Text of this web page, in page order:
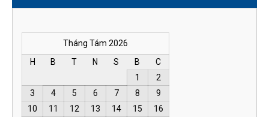
Tháng Tám 2026
H
B T N S B
C
1
2
3
4 5 6 7 8
9
10
11 12 13 14 15
16